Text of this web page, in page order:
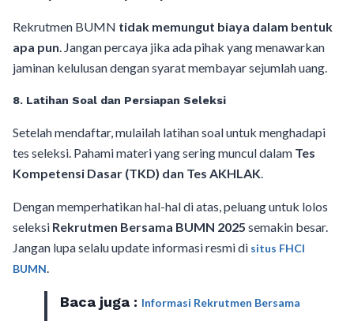
Rekrutmen BUMN tidak memungut biaya dalam bentuk
apa pun. Jangan percaya jika ada pihak yang menawarkan
jaminan kelulusan dengan syarat membayar sejumlah uang.
8. Latihan Soal dan Persiapan Seleksi
Setelah mendaftar, mulailah latihan soal untuk menghadapi
tes seleksi. Pahami materi yang sering muncul dalam Tes
Kompetensi Dasar (TKD) dan Tes AKHLAK.
Dengan memperhatikan hal-hal di atas, peluang untuk lolos
seleksi Rekrutmen Bersama BUMN 2025 semakin besar.
Jangan lupa selalu update informasi resmi di situs FHCI
BUMN.
Baca juga : Informasi Rekrutmen Bersama